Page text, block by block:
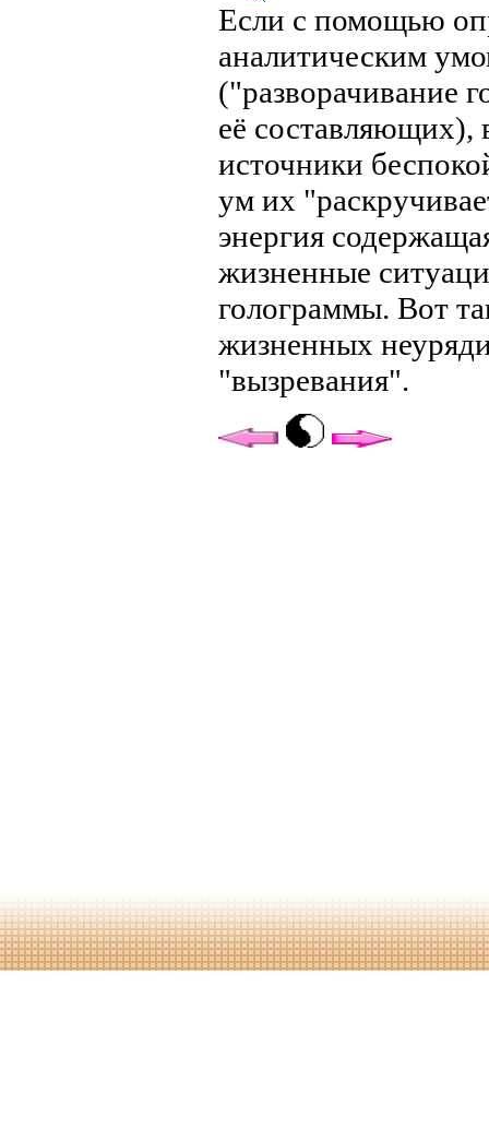
Если с помощью
аналитическим
("разворачивание
её
источники
ум их
энергия
жизненные
голограммы. Вот
жизненных
"вызревания".